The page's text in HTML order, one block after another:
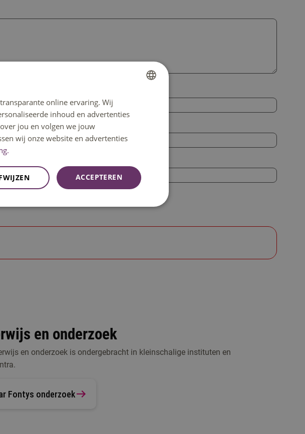
en onderzoek
en onderzoek is ondergebracht in kleinschalige instituten en
Fontys onderzoek
ENGLISH
online ervaring. Wij
inhoud en advertenties
jou en volgen we jouw
wij onze website en advertenties
ACCEPTEREN